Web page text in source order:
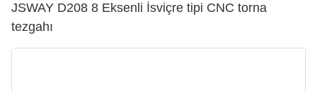
JSWAY D208 8 Eksenli İsviçre tipi CNC torna
tezgahı